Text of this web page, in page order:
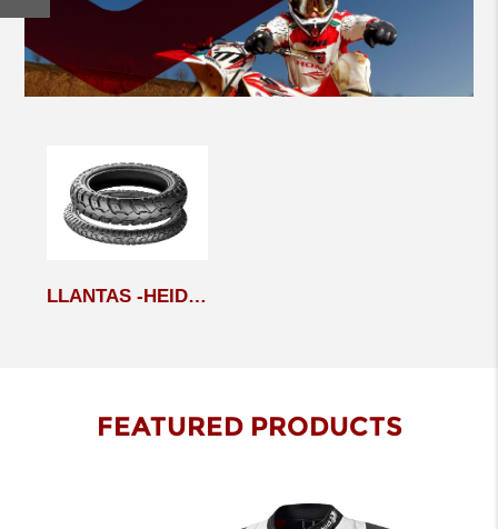
LLANTAS -HEIDENAU K60…
FEATURED PRODUCTS